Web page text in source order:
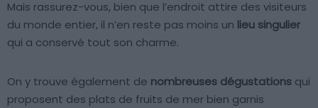
Mais rassurez-vous, bien que l’endroit attire des visiteurs
du monde entier, il n’en reste pas moins un lieu singulier
qui a conservé tout son charme.
On y trouve également de nombreuses dégustations qui
proposent des plats de fruits de mer bien garnis